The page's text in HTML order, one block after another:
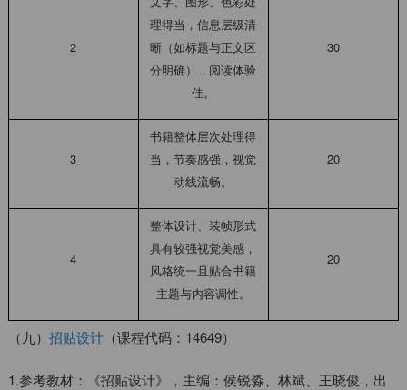
2
理得当，信息层级清
晰（如标题与正文区
分明确），阅读体验
佳。
30
3
书籍整体层次处理得
当，节奏感强，视觉
动线流畅。
20
4
整体设计、装帧形式
具有较强视觉美感，
风格统一且贴合书籍
主题与内容调性。
20
（九） 招贴设计（课程代码：14649）
1.参考教材：《招贴设计》，主编：侯锐淼、林斌、王晓俊，出